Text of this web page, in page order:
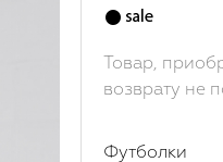
Товар,
возврату не
Футболки